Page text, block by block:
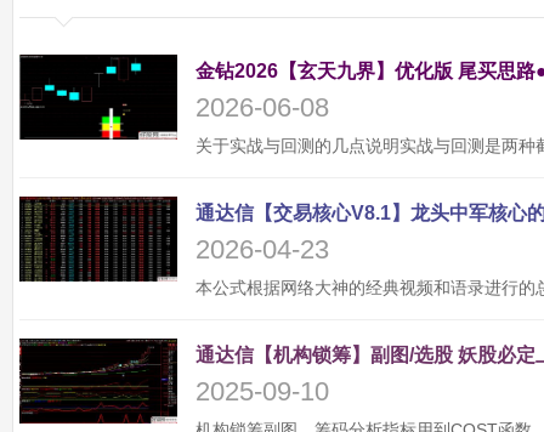
金钻2026【玄天九界】优化版 尾买思
2026-06-08
2026-04-23
2025-09-10